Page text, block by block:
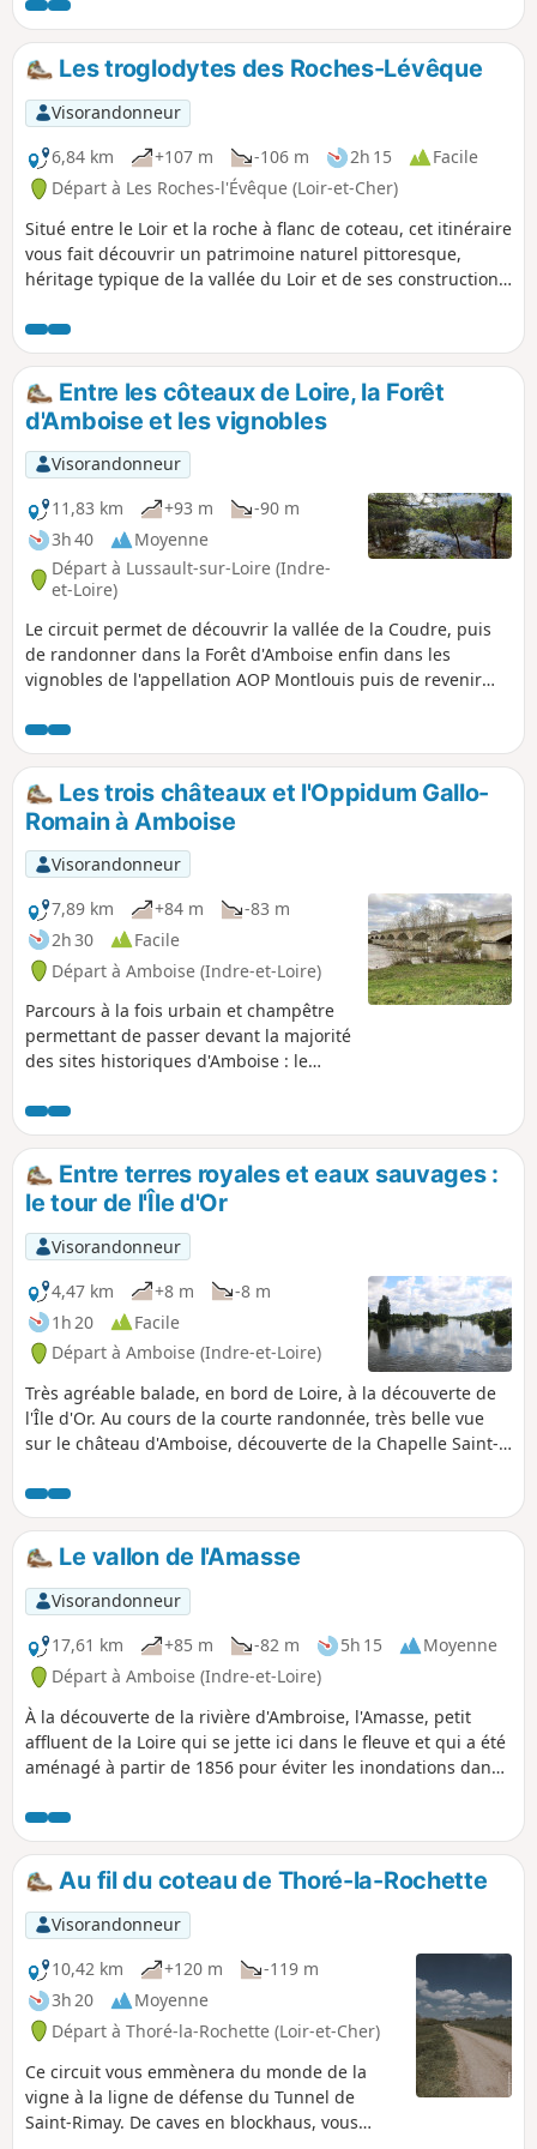
Les troglodytes des Roches-Lévêque
Visorandonneur
6,84 km
+107 m -106 m 2h 15
Facile
Départ à Les Roches-l'Évêque (Loir-et-Cher)
Situé entre le Loir et la roche à flanc de coteau, cet itinéraire
vous fait découvrir un patrimoine naturel pittoresque,
héritage typique de la vallée du Loir et de ses constructions
Entre les côteaux de Loire, la Forêt
d'Amboise et les vignobles
Visorandonneur
11,83 km
+93 m
-90 m
3h 40
Moyenne
Départ à Lussault-sur-Loire (Indre-
et-Loire)
Le circuit permet de découvrir la vallée de la Coudre, puis
de randonner dans la Forêt d'Amboise enfin dans les
vignobles de l'appellation AOP Montlouis puis de revenir
Les trois châteaux et l'Oppidum Gallo-
Romain à Amboise
Visorandonneur
7,89 km
+84 m
-83 m
2h 30
Facile
Départ à Amboise (Indre-et-Loire)
Parcours à la fois urbain et champêtre
permettant de passer devant la majorité
des sites historiques d'Amboise : le
l'oppidum gallo-romain, Château-
Gaillard, le Clos Lucé, et tout cela en
moins de 2 heures et 1/2.
Entre terres royales et eaux sauvages :
le tour de l'Île d'Or
Visorandonneur
4,47 km
+8 m
-8 m
1h 20
Facile
Départ à Amboise (Indre-et-Loire)
Très agréable balade, en bord de Loire, à la découverte de
l'Île d'Or. Au cours de la courte randonnée, très belle vue
sur le château d'Amboise, découverte de la Chapelle Saint-
se déroule les reconstitutions historiques des "Soldats de
l'Empire".
Le vallon de l'Amasse
Visorandonneur
17,61 km
+85 m -82 m 5h 15
Moyenne
Départ à Amboise (Indre-et-Loire)
À la découverte de la rivière d'Ambroise, l'Amasse, petit
affluent de la Loire qui se jette ici dans le fleuve et qui a été
aménagé à partir de 1856 pour éviter les inondations dans
Au fil du coteau de Thoré-la-Rochette
Visorandonneur
10,42 km
+120 m
-119 m
3h 20
Moyenne
Départ à Thoré-la-Rochette (Loir-et-Cher)
Ce circuit vous emmènera du monde de la
vigne à la ligne de défense du Tunnel de
Saint-Rimay. De caves en blockhaus, vous